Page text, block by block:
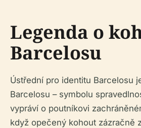
Legenda o
Barcelosu
Ústřední pro identitu Barcelosu
Barcelosu – symbolu
vypráví o poutníkovi
když opečený kohout zázračně